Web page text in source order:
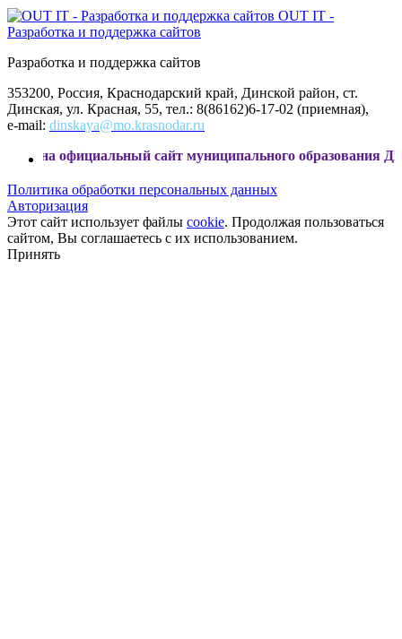
OUT IT -
Разработка и поддержка сайтов
Разработка и поддержка сайтов
353200, Россия, Краснодарский край, Динской район, ст.
Динская, ул. Красная, 55, тел.: 8(86162)6-17-02 (приемная),
e-mail: dinskaya@mo.krasnodar.ru
сайт муниципального образования Динской район
Политика обработки персональных данных
Авторизация
Этот сайт использует файлы cookie. Продолжая пользоваться
сайтом, Вы соглашаетесь с их использованием.
Принять